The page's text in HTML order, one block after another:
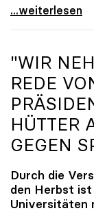
Holzleitner
...weiterlesen
"WIR
REDE
HÜTTER
EGEN
Durch die
den Herbst ist
Universitäten